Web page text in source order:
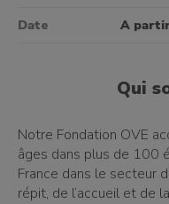
Date A
Qui
Notre Fondation OVE
âges dans plus de 100
France dans le secteur
répit, de l’accueil et de